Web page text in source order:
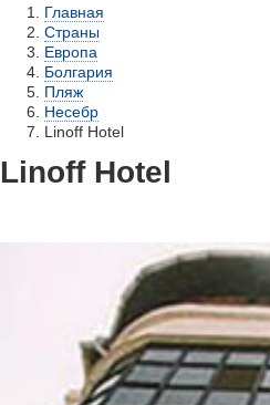
Главная
Страны
Европа
Болгария
Пляж
Несебр
Linoff Hotel
Linoff Hotel